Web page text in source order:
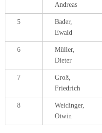
Andreas
5
Bader,
Ewald
6
Müller,
Dieter
7
Groß,
Friedrich
8
Weidinger,
Otwin